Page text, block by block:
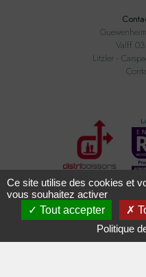
Valff
Litzler -
Tous droits réservés ADAM
Ce site utilise des cookies et
vous souhaitez activer
Tout accepter
Politique